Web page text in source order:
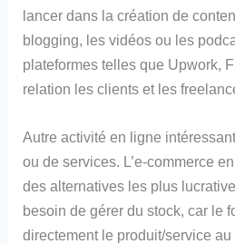
lancer dans la création de
blogging, les vidéos ou les
plateformes telles que Upwork,
relation les clients et les
Autre activité en ligne
ou de services. L’e-commerce
des alternatives les plus
besoin de gérer du stock, car le
directement le produit/service